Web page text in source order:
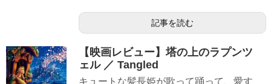
記事を読む
【映画レビュー】塔の上のラプンツ
ェル ／ Tangled
キュートな髪長姫が歌って踊って、愛す